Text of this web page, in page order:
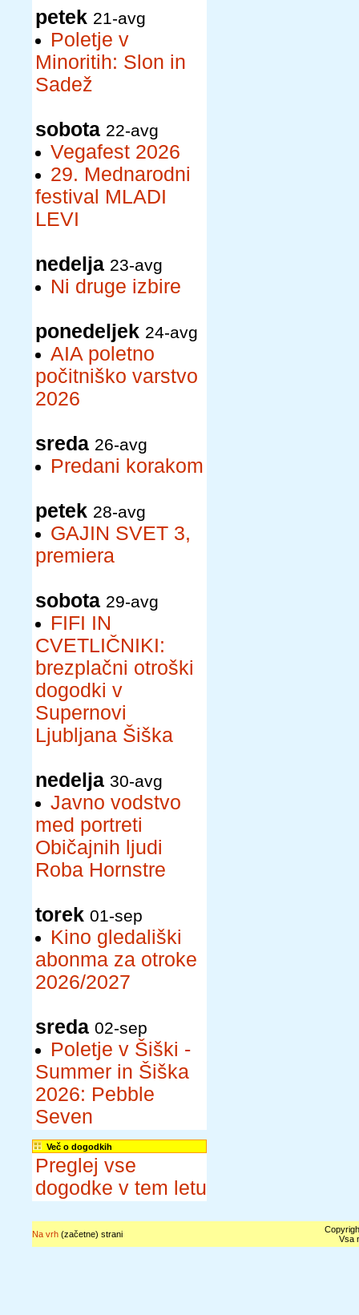
petek 21-avg
Poletje v
Minoritih: Slon in
Sadež
sobota 22-avg
Vegafest 2026
29. Mednarodni
festival MLADI
LEVI
nedelja 23-avg
Ni druge izbire
ponedeljek 24-avg
AIA poletno
počitniško varstvo
2026
sreda 26-avg
Predani korakom
petek 28-avg
GAJIN SVET 3,
premiera
sobota 29-avg
FIFI IN
CVETLIČNIKI:
brezplačni otroški
dogodki v
Supernovi
Ljubljana Šiška
nedelja 30-avg
Javno vodstvo
med portreti
Običajnih ljudi
Roba Hornstre
torek 01-sep
Kino gledališki
abonma za otroke
2026/2027
sreda 02-sep
Poletje v Šiški -
Summer in Šiška
2026: Pebble
Seven
Več o dogodkih
Preglej vse
dogodke v tem letu
Na vrh(začetne) strani
Vsa